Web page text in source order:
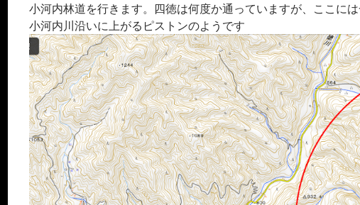
小河内林道を行きます。四徳は何度か通っていますが、ここに
小河内川沿いに上がるピストンのようです